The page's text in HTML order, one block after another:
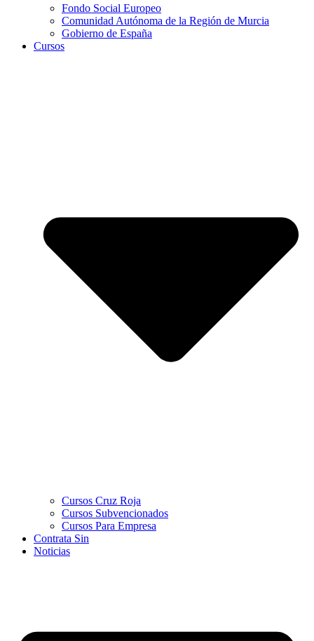
Fondo Social Europeo
Comunidad Autónoma de la Región de Murcia
Gobierno de España
Cursos
Cursos Cruz Roja
Cursos Subvencionados
Cursos Para Empresa
Contrata Sin
Noticias